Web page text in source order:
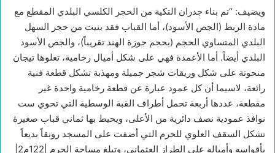
ويضيف: “تم بناء جدران التكية من الحجر الكلسي البلدي المقطع مع
مادة الربط (الجص الأسود)، أما القباب فقد بنيت من حجر السهل
البلدي المتساوي الحجم (بحجم جوزة الهند تقريباً)، والجص الأسود
البلدي أيضاً. أما الأعمدة فهي على شكل أميال رخامية، تعلوها تيجان
منحوتة على شكل وريقات شجر جميلة ومهذبة تشكل قطعة فنية
رائعة، لاسيما أن كل عمود عبارة عن قطعة رخامية واحدة غير
مقطعة، عددها أربعة تحمل أطراف القبة الوسطية التي تحوي ست
نوافذ عمودية نصف دائرية من الأعلى، ويحيط بها ثماني قباب صغيرة
تشكل السقف العلوي للحرم التي أضفت على المسجد رونقاً بديعاً